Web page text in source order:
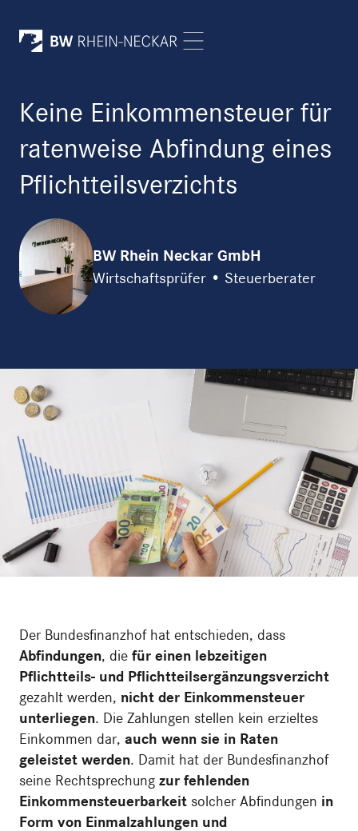
Keine Einkommensteuer für
ratenweise Abfindung eines
Pflichtteilsverzichts
BW Rhein Neckar GmbH
Wirtschaftsprüfer • Steuerberater
Der Bundesfinanzhof hat entschieden, dass
Abfindungen, die für einen lebzeitigen
Pflichtteils- und Pflichtteilsergänzungsverzicht
gezahlt werden, nicht der Einkommensteuer
unterliegen. Die Zahlungen stellen kein erzieltes
Einkommen dar, auch wenn sie in Raten
geleistet werden. Damit hat der Bundesfinanzhof
seine Rechtsprechung zur fehlenden
Einkommensteuerbarkeit solcher Abfindungen in
Form von Einmalzahlungen und